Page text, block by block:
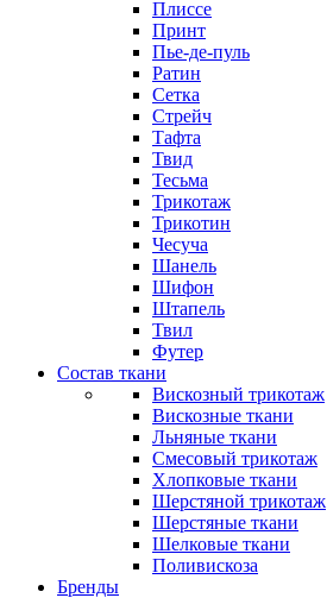
Плиссе
Принт
Пье-де-пуль
Ратин
Сетка
Стрейч
Тафта
Твид
Тесьма
Трикотаж
Трикотин
Чесуча
Шанель
Шифон
Штапель
Твил
Футер
Состав ткани
Вискозный трикотаж
Вискозные ткани
Льняные ткани
Смесовый трикотаж
Хлопковые ткани
Шерстяной трикотаж
Шерстяные ткани
Шелковые ткани
Поливискоза
Бренды